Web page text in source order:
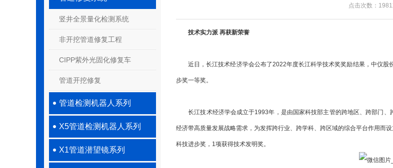
竖井全景量化检测系统
非开挖管道修复工程
CIPP紫外光固化修复车
管道开挖修复
管道检测机器人系列
X5管道检测机器人系列
X1管道潜望镜系列
点击次数：
技术实力派 再获新荣誉
近日，长江技术经济学会公布了2022年度长江科学技术奖奖励结果，中仪股
步奖一等奖。
长江技术经济学会成立于1993年，是由国家科技部主管的跨地区、跨部门、
经济带高质量发展战略需求，为发挥跨行业、跨学科、跨区域的综合平台作用而
科技进步奖，1项获得技术发明奖。